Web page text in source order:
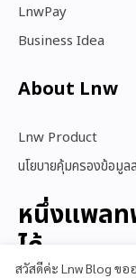
LnwPay
Business Idea
About Lnw​
Lnw Product
นโยบายคุ้มครองข้อมู
หนึ่งแพลท
ได้
สวัสดีค่ะ Lnw Blog ข